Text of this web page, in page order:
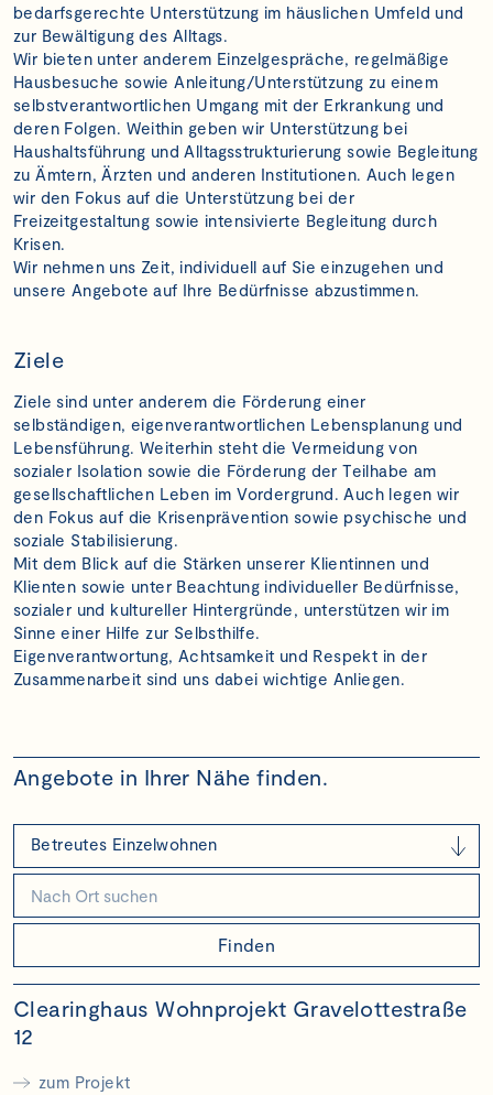
bedarfsgerechte Unterstützung im häuslichen Umfeld und
zur Bewältigung des Alltags.
Wir bieten unter anderem Einzelgespräche, regelmäßige
Hausbesuche sowie Anleitung/Unterstützung zu einem
selbstverantwortlichen Umgang mit der Erkrankung und
deren Folgen. Weithin geben wir Unterstützung bei
Haushaltsführung und Alltagsstrukturierung sowie Begleitung
zu Ämtern, Ärzten und anderen Institutionen. Auch legen
wir den Fokus auf die Unterstützung bei der
Freizeitgestaltung sowie intensivierte Begleitung durch
Krisen.
Wir nehmen uns Zeit, individuell auf Sie einzugehen und
unsere Angebote auf Ihre Bedürfnisse abzustimmen.
Ziele
Ziele sind unter anderem die Förderung einer
selbständigen, eigenverantwortlichen Lebensplanung und
Lebensführung. Weiterhin steht die Vermeidung von
sozialer Isolation sowie die Förderung der Teilhabe am
gesellschaftlichen Leben im Vordergrund. Auch legen wir
den Fokus auf die Krisenprävention sowie psychische und
soziale Stabilisierung.
Mit dem Blick auf die Stärken unserer Klientinnen und
Klienten sowie unter Beachtung individueller Bedürfnisse,
sozialer und kultureller Hintergründe, unterstützen wir im
Sinne einer Hilfe zur Selbsthilfe.
Eigenverantwortung, Achtsamkeit und Respekt in der
Zusammenarbeit sind uns dabei wichtige Anliegen.
Angebote in Ihrer Nähe finden.
Betreutes Einzelwohnen
Finden
Clearinghaus Wohnprojekt Gravelottestraße
12
zum Projekt